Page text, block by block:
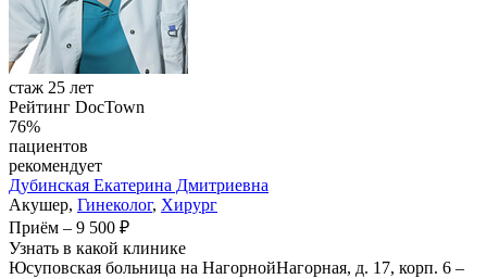
стаж 25 лет
Рейтинг DocTown
76%
пациентов
рекомендует
Дубинская Екатерина Дмитриевна
Акушер, Гинеколог, Хирург
Приём – 9 500 ₽
Узнать в какой клинике
Юсуповская больница на НагорнойНагорная, д. 17, корп. 6 –